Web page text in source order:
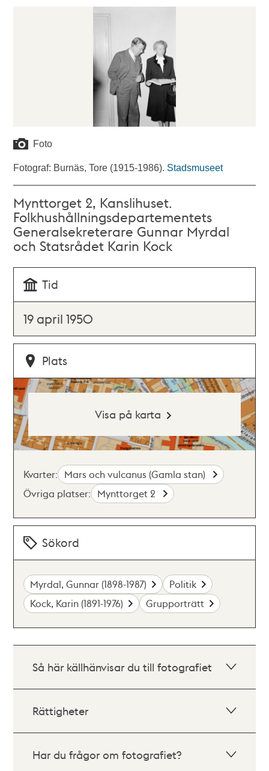
Foto
Fotograf: Burnäs, Tore (1915-1986). Stadsmuseet
Mynttorget 2, Kanslihuset.
Folkhushållningsdepartementets
Generalsekreterare Gunnar Myrdal
och Statsrådet Karin Kock
Tid
19 april 1950
Plats
Visa på karta
Kvarter: Mars och vulcanus (Gamla stan)
Övriga platser: Mynttorget 2
Sökord
Myrdal, Gunnar (1898-1987)
Politik
Kock, Karin (1891-1976)
Grupporträtt
Så här källhänvisar du till fotografiet
Rättigheter
Har du frågor om fotografiet?